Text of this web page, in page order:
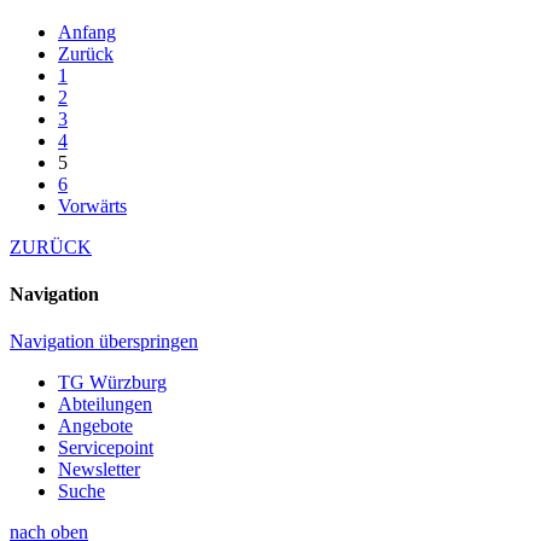
Anfang
Zurück
1
2
3
4
5
6
Vorwärts
ZURÜCK
Navigation
Navigation überspringen
TG Würzburg
Abteilungen
Angebote
Servicepoint
Newsletter
Suche
nach oben